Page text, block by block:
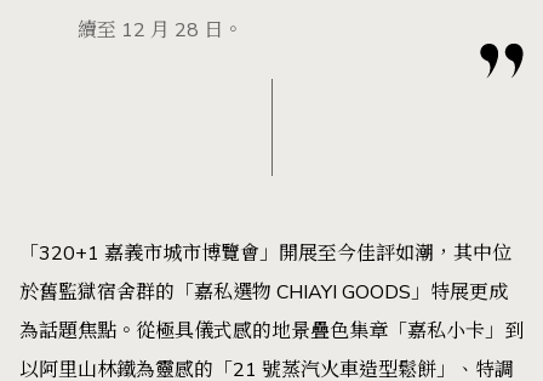
續至 12 月 28 日。
「320+1 嘉義市城市博覽會」開展至今佳評如潮，其中位
於舊監獄宿舍群的「嘉私選物 CHIAYI GOODS」特展更成
為話題焦點。從極具儀式感的地景疊色集章「嘉私小卡」到
以阿里山林鐵為靈感的「21 號蒸汽火車造型鬆餅」、特調